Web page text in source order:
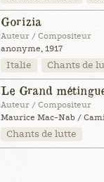
Gorizia
Auteur / Compositeur
anonyme, 1917
Italie Chants de
Le Grand
Auteur / Compositeur
Maurice Mac-Nab /
Chants de lutte